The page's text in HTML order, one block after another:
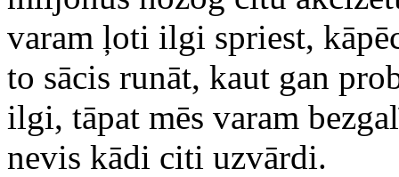
varam ļoti ilgi spriest,
to sācis runāt, kaut gan
ilgi, tāpat mēs varam
nevis kādi citi uzvārdi.